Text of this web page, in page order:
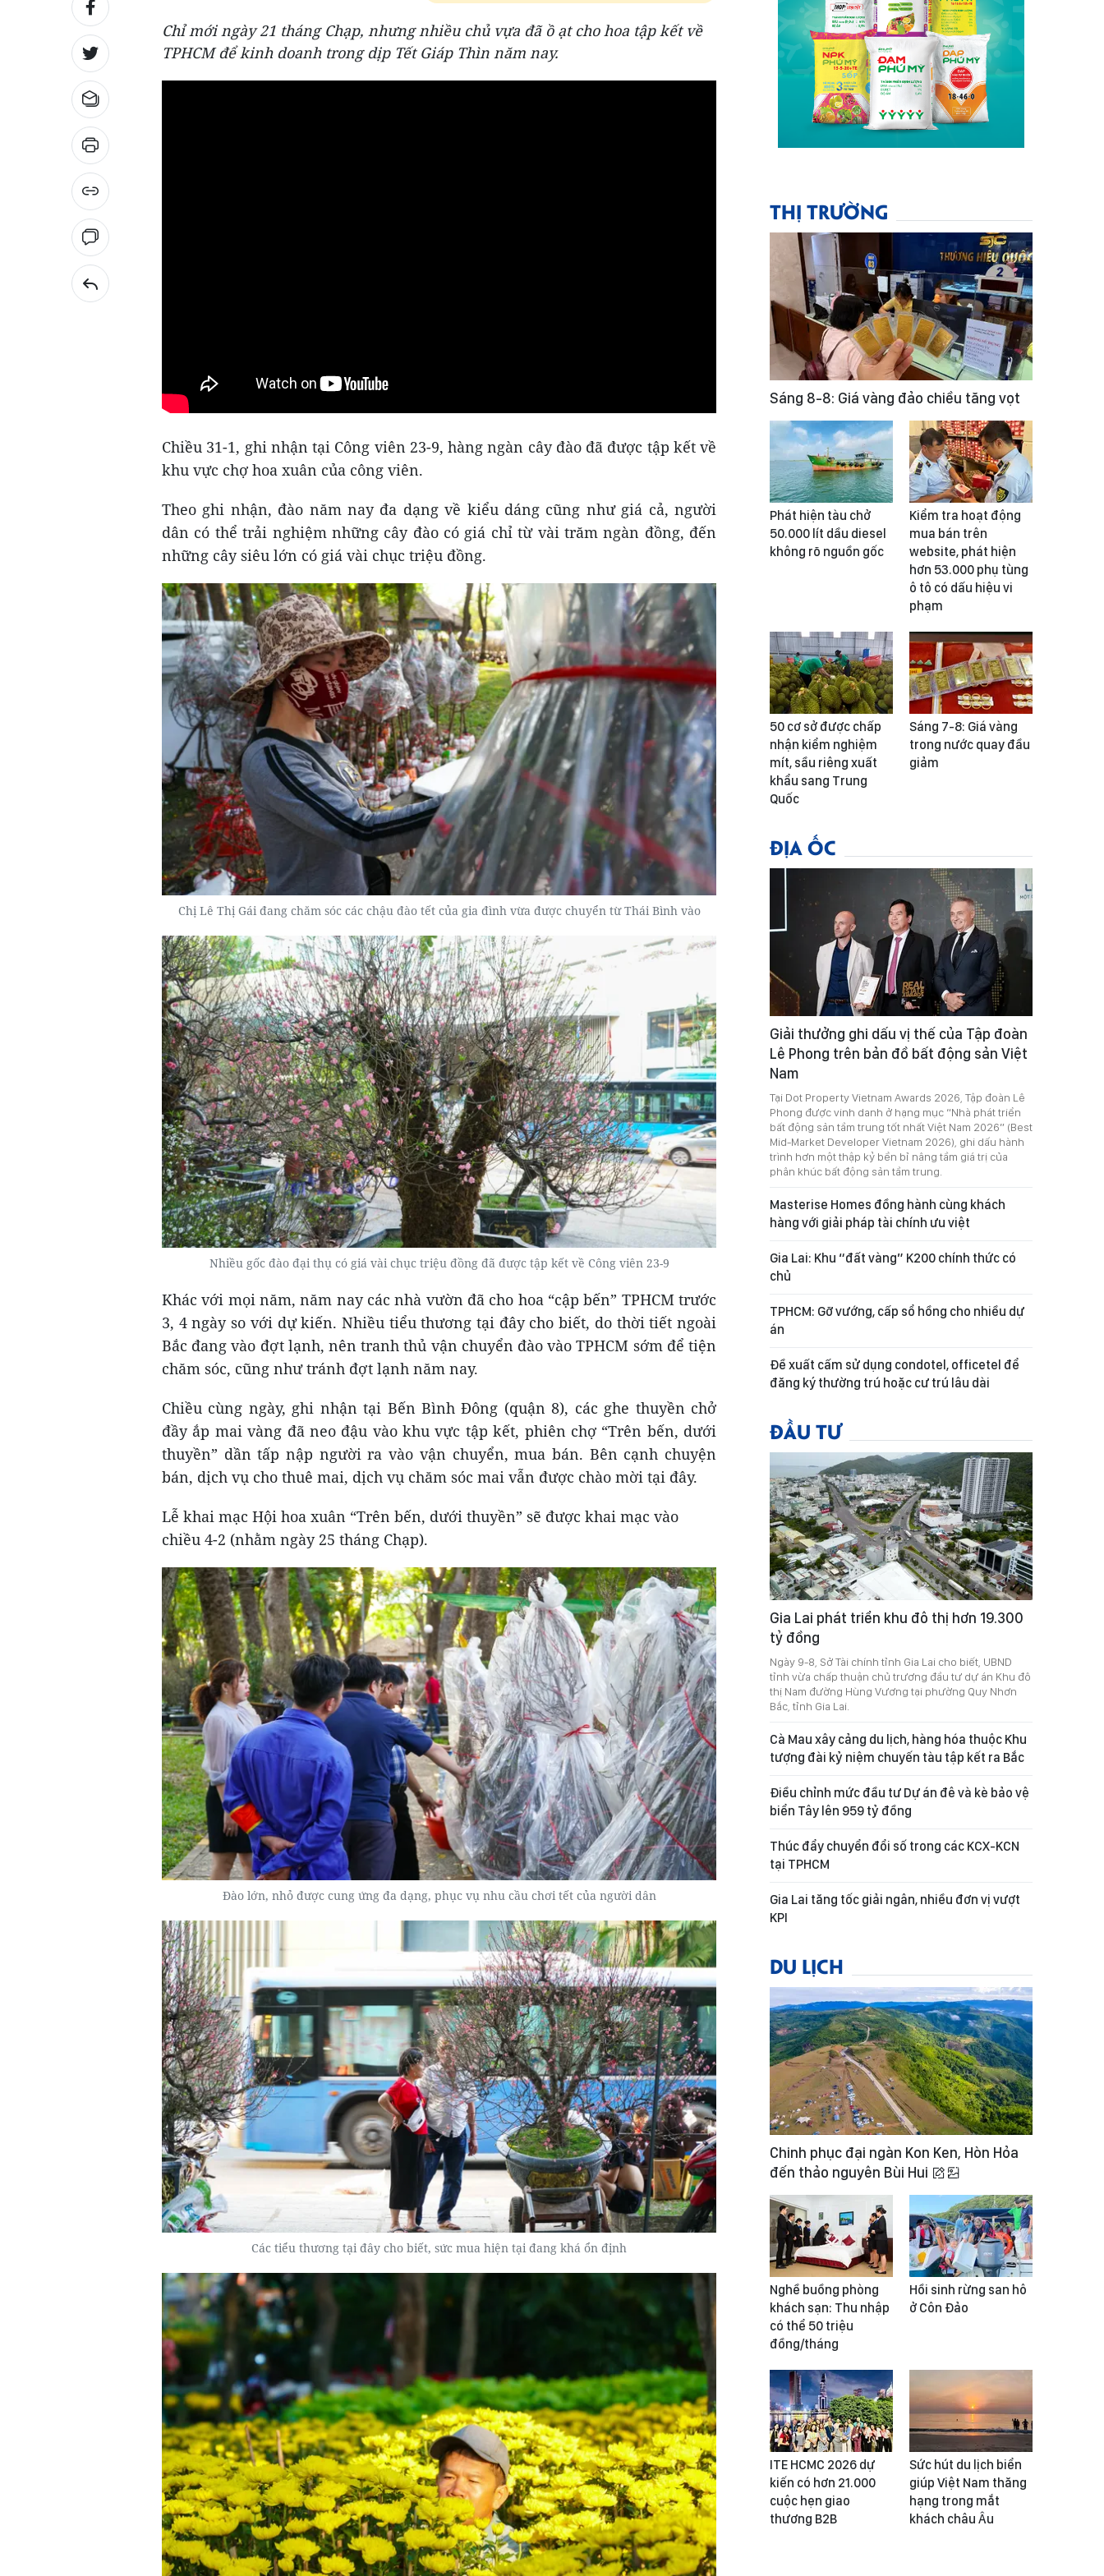
Chỉ mới ngày 21 tháng Chạp, nhưng nhiều chủ vựa đã ồ ạt cho hoa tập kết về
TPHCM để kinh doanh trong dịp Tết Giáp Thìn năm nay.
Chiều 31-1, ghi nhận tại Công viên 23-9, hàng ngàn cây đào đã được tập kết về
khu vực chợ hoa xuân của công viên.
Theo ghi nhận, đào năm nay đa dạng về kiểu dáng cũng như giá cả, người
dân có thể trải nghiệm những cây đào có giá chỉ từ vài trăm ngàn đồng, đến
những cây siêu lớn có giá vài chục triệu đồng.
Chị Lê Thị Gái đang chăm sóc các chậu đào tết của gia đình vừa được chuyển từ Thái Bình vào
Nhiều gốc đào đại thụ có giá vài chục triệu đồng đã được tập kết về Công viên 23-9
Khác với mọi năm, năm nay các nhà vườn đã cho hoa “cập bến” TPHCM trước
3, 4 ngày so với dự kiến. Nhiều tiểu thương tại đây cho biết, do thời tiết ngoài
Bắc đang vào đợt lạnh, nên tranh thủ vận chuyển đào vào TPHCM sớm để tiện
chăm sóc, cũng như tránh đợt lạnh năm nay.
Chiều cùng ngày, ghi nhận tại Bến Bình Đông (quận 8), các ghe thuyền chở
đầy ắp mai vàng đã neo đậu vào khu vực tập kết, phiên chợ “Trên bến, dưới
thuyền” dần tấp nập người ra vào vận chuyển, mua bán. Bên cạnh chuyện
bán, dịch vụ cho thuê mai, dịch vụ chăm sóc mai vẫn được chào mời tại đây.
Lễ khai mạc Hội hoa xuân “Trên bến, dưới thuyền” sẽ được khai mạc vào
chiều 4-2 (nhằm ngày 25 tháng Chạp).
Đào lớn, nhỏ được cung ứng đa dạng, phục vụ nhu cầu chơi tết của người dân
Các tiểu thương tại đây cho biết, sức mua hiện tại đang khá ổn định
THỊ TRƯỜNG
Sáng 8-8: Giá vàng đảo chiều tăng vọt
Phát hiện tàu chở
50.000 lít dầu diesel
không rõ nguồn gốc
Kiểm tra hoạt động
mua bán trên
website, phát hiện
hơn 53.000 phụ tùng
ô tô có dấu hiệu vi
phạm
50 cơ sở được chấp
nhận kiểm nghiệm
mít, sầu riêng xuất
khẩu sang Trung
Quốc
Sáng 7-8: Giá vàng
trong nước quay đầu
giảm
ĐỊA ỐC
Giải thưởng ghi dấu vị thế của Tập đoàn
Lê Phong trên bản đồ bất động sản Việt
Nam
Tại Dot Property Vietnam Awards 2026, Tập đoàn Lê
Phong được vinh danh ở hạng mục “Nhà phát triển
bất động sản tầm trung tốt nhất Việt Nam 2026” (Best
Mid-Market Developer Vietnam 2026), ghi dấu hành
trình hơn một thập kỷ bền bỉ nâng tầm giá trị của
phân khúc bất động sản tầm trung.
Masterise Homes đồng hành cùng khách
hàng với giải pháp tài chính ưu việt
Gia Lai: Khu “đất vàng” K200 chính thức có
chủ
TPHCM: Gỡ vướng, cấp sổ hồng cho nhiều dự
án
Đề xuất cấm sử dụng condotel, officetel để
đăng ký thường trú hoặc cư trú lâu dài
ĐẦU TƯ
Gia Lai phát triển khu đô thị hơn 19.300
tỷ đồng
Ngày 9-8, Sở Tài chính tỉnh Gia Lai cho biết, UBND
tỉnh vừa chấp thuận chủ trương đầu tư dự án Khu đô
thị Nam đường Hùng Vương tại phường Quy Nhơn
Bắc, tỉnh Gia Lai.
Cà Mau xây cảng du lịch, hàng hóa thuộc Khu
tượng đài kỷ niệm chuyến tàu tập kết ra Bắc
Điều chỉnh mức đầu tư Dự án đê và kè bảo vệ
biển Tây lên 959 tỷ đồng
Thúc đẩy chuyển đổi số trong các KCX-KCN
tại TPHCM
Gia Lai tăng tốc giải ngân, nhiều đơn vị vượt
KPI
DU LỊCH
Chinh phục đại ngàn Kon Ken, Hòn Hỏa
đến thảo nguyên Bùi Hui
Nghề buồng phòng
khách sạn: Thu nhập
có thể 50 triệu
đồng/tháng
Hồi sinh rừng san hô
ở Côn Đảo
ITE HCMC 2026 dự
kiến có hơn 21.000
cuộc hẹn giao
thương B2B
Sức hút du lịch biển
giúp Việt Nam thăng
hạng trong mắt
khách châu Âu